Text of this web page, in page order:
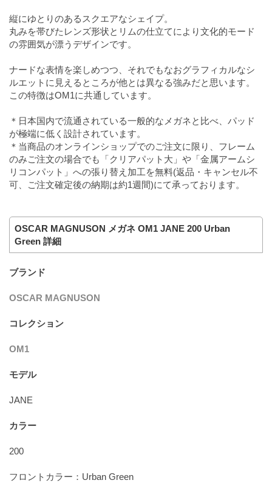
縦にゆとりのあるスクエアなシェイプ。
丸みを帯びたレンズ形状とリムの仕立てにより文化的モード
の雰囲気が漂うデザインです。
ナードな表情を楽しめつつ、それでもなおグラフィカルなシ
ルエットに見えるところが他とは異なる強みだと思います。
この特徴はOM1に共通しています。
＊日本国内で流通されている一般的なメガネと比べ、パッド
が極端に低く設計されています。
＊当商品のオンラインショップでのご注文に限り、フレーム
のみご注文の場合でも「クリアパット大」や「金属アームシ
リコンパット」への張り替え加工を無料(返品・キャンセル不
可、ご注文確定後の納期は約1週間)にて承っております。
OSCAR MAGNUSON メガネ OM1 JANE 200 Urban
Green 詳細
ブランド
OSCAR MAGNUSON
コレクション
OM1
モデル
JANE
カラー
200
フロントカラー：Urban Green